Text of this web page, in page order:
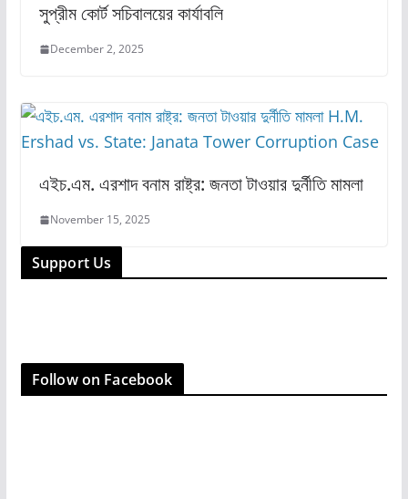
সুপ্রীম কোর্ট সচিবালয়ের কার্যাবলি
December 2, 2025
এইচ.এম. এরশাদ বনাম রাষ্ট্র: জনতা টাওয়ার দুর্নীতি মামলা
November 15, 2025
Support Us
Follow on Facebook